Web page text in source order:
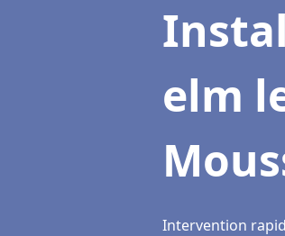
elm
Intervention